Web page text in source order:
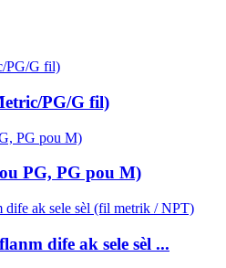
PG/G fil)
PG, PG pou M)
dife ak sele sèl ...